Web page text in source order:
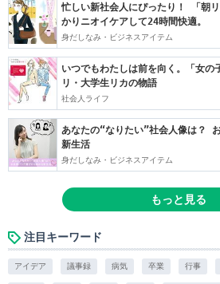
忙しい新社会人にぴったり！ 「朝
かりニオイケアして24時間快適。
身だしなみ・ビジネスアイテム
いつでもわたしは前を向く。「女の
リ・大学生リカの物語
社会人ライフ
あなたの“なりたい”社会人像は？
新生活
身だしなみ・ビジネスアイテム
もっと見る
注目キーワード
アイデア 議事録 病気 卒業 行事